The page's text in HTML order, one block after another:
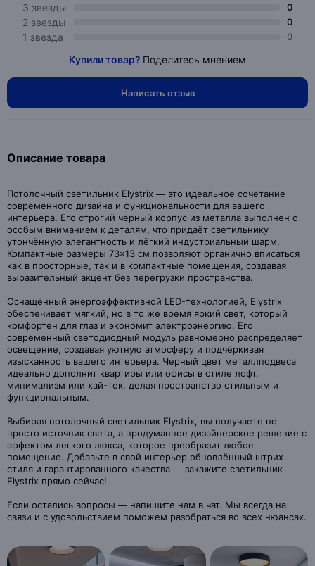
3 звезды 0
2 звезды 0
1 звезда 0
Купили товар? Поделитесь мнением
Написать отзыв
Описание товара
Потолочный светильник Elystrix — это идеальное сочетание
современного дизайна и функциональности для вашего
интерьера. Его строгий черный корпус из металла выполнен с
особым вниманием к деталям, что придаёт светильнику
утончённую элегантность и лёгкий индустриальный шарм.
Компактные размеры 73×13 см позволяют органично вписаться
как в просторные, так и в компактные помещения, создавая
выразительный акцент без перегрузки пространства.
Оснащённый энергоэффективной LED-технологией, Elystrix
обеспечивает мягкий, но в то же время яркий свет, который
комфортен для глаз и экономит электроэнергию. Его
современный светодиодный модуль равномерно распределяет
освещение, создавая уютную атмосферу и подчёркивая
изысканность вашего интерьера. Черный цвет металлподвеса
идеально дополнит квартиры или офисы в стиле лофт,
минимализм или хай-тек, делая пространство стильным и
функциональным.
Выбирая потолочный светильник Elystrix, вы получаете не
просто источник света, а продуманное дизайнерское решение с
эффектом легкого люкса, которое преобразит любое
помещение. Добавьте в свой интерьер обновлённый штрих
стиля и гарантированного качества — закажите светильник
Elystrix прямо сейчас!
Если остались вопросы — напишите нам в чат. Мы всегда на
связи и с удовольствием поможем разобраться во всех нюансах.